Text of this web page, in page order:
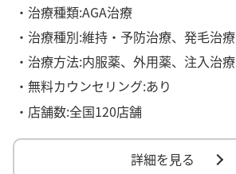
・治療種類:AGA治療
・治療種別:維持・予防治療、発毛治療
・治療方法:内服薬、外用薬、注入治療
・無料カウンセリング:あり
・店舗数:全国120店舗
詳細を見る